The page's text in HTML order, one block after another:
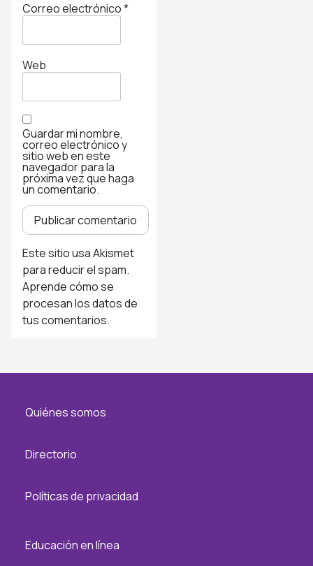
Correo electrónico*
Web
Guardar mi nombre,
correo electrónico y
sitio web en este
navegador para la
próxima vez que haga
un comentario.
Este sitio usa Akismet
para reducir el spam.
Aprende cómo se
procesan los datos de
tus comentarios.
Quiénes somos
Directorio
Políticas de privacidad
Educación en línea